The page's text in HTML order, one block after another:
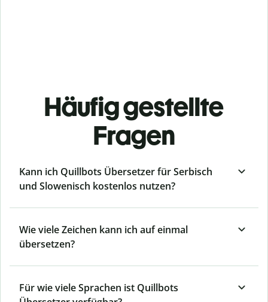
Häufig gestellte
Fragen
Kann ich Quillbots Übersetzer für Serbisch
und Slowenisch kostenlos nutzen?
Wie viele Zeichen kann ich auf einmal
übersetzen?
Für wie viele Sprachen ist Quillbots